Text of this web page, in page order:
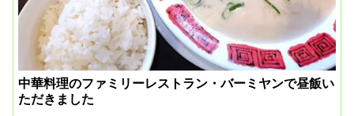
中華料理のファミリーレストラン・バーミヤンで昼飯い
ただきました